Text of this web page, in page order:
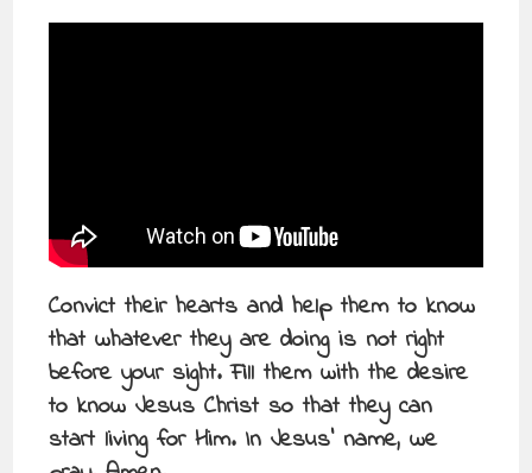
Convict their hearts and help them to know
that whatever they are doing is not right
before your sight. Fill them with the desire
to know Jesus Christ so that they can
start living for Him. In Jesus’ name, we